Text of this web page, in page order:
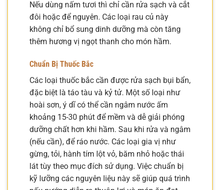
Nếu dùng nấm tươi thì chỉ cần rửa sạch và cắt
đôi hoặc để nguyên. Các loại rau củ này
không chỉ bổ sung dinh dưỡng mà còn tăng
thêm hương vị ngọt thanh cho món hầm.
Chuẩn Bị Thuốc Bắc
Các loại thuốc bắc cần được rửa sạch bụi bẩn,
đặc biệt là táo tàu và kỷ tử. Một số loại như
hoài sơn, ý dĩ có thể cần ngâm nước ấm
khoảng 15-30 phút để mềm và dễ giải phóng
dưỡng chất hơn khi hầm. Sau khi rửa và ngâm
(nếu cần), để ráo nước. Các loại gia vị như
gừng, tỏi, hành tím lột vỏ, băm nhỏ hoặc thái
lát tùy theo mục đích sử dụng. Việc chuẩn bị
kỹ lưỡng các nguyên liệu này sẽ giúp quá trình